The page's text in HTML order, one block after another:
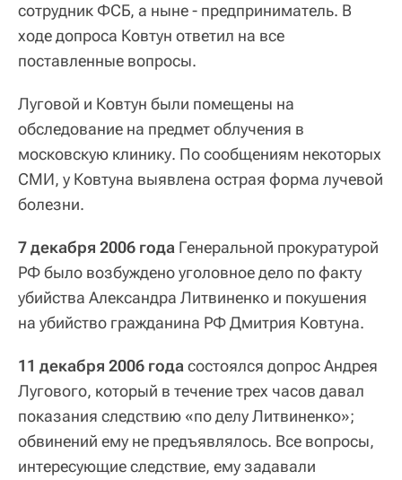
сотрудник ФСБ, а ныне - предприниматель. В
ходе допроса Ковтун ответил на все
поставленные вопросы.
Луговой и Ковтун были помещены на
обследование на предмет облучения в
московскую клинику. По сообщениям некоторых
СМИ, у Ковтуна выявлена острая форма лучевой
болезни.
7 декабря 2006 года Генеральной прокуратурой
РФ было возбуждено уголовное дело по факту
убийства Александра Литвиненко и покушения
на убийство гражданина РФ Дмитрия Ковтуна.
11 декабря 2006 года состоялся допрос Андрея
Лугового, который в течение трех часов давал
показания следствию «по делу Литвиненко»;
обвинений ему не предъявлялось. Все вопросы,
интересующие следствие, ему задавали